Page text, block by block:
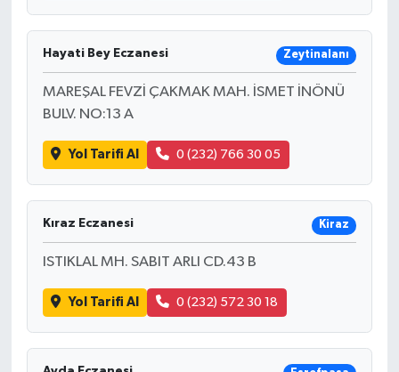
Hayati Bey Eczanesi Zeytinalanı
MAREŞAL FEVZİ ÇAKMAK MAH. İSMET İNÖNÜ
BULV. NO:13 A
Yol Tarifi Al 0 (232) 766 30 05
Kıraz Eczanesi Kiraz
ISTIKLAL MH. SABIT ARLI CD.43 B
Yol Tarifi Al 0 (232) 572 30 18